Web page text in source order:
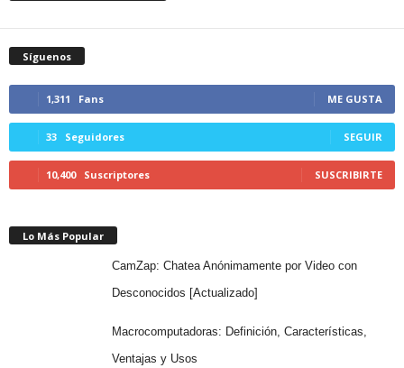
Síguenos
1,311 Fans ME GUSTA
33 Seguidores SEGUIR
10,400 Suscriptores SUSCRIBIRTE
Lo Más Popular
CamZap: Chatea Anónimamente por Video con
Desconocidos [Actualizado]
Macrocomputadoras: Definición, Características,
Ventajas y Usos